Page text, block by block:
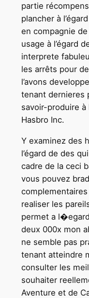
partie
plancher à
en compagnie
usage à l’égard
interprete
les arrêts pour
l’avons
tenant dernieres
savoir-produire à
Hasbro Inc.
Y examinez des
l’égard de des
cadre de la ceci
vous pouvez
realiser les
permet a
deux 000x mon
ne semble pas
tenant atteindre
consulter les
souhaiter
Aventure et de